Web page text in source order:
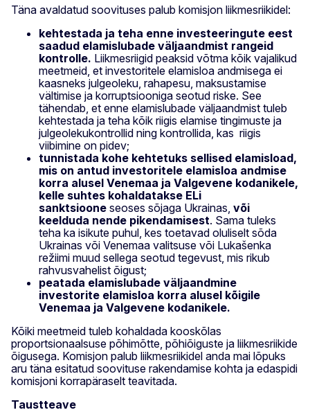
Täna avaldatud soovituses palub komisjon liikmesriikidel:
kehtestada ja teha enne investeeringute eest
saadud elamislubade väljaandmist rangeid
kontrolle. Liikmesriigid peaksid võtma kõik vajalikud
meetmeid, et investoritele elamisloa andmisega ei
kaasneks julgeoleku, rahapesu, maksustamise
vältimise ja korruptsiooniga seotud riske. See
tähendab, et enne elamislubade väljaandmist tuleb
kehtestada ja teha kõik riigis elamise tingimuste ja
julgeolekukontrollid ning kontrollida, kas riigis
viibimine on pidev;
tunnistada kohe kehtetuks sellised elamisload,
mis on antud investoritele elamisloa andmise
korra alusel Venemaa ja Valgevene kodanikele,
kelle suhtes kohaldatakse ELi
sanktsioone seoses sõjaga Ukrainas, või
keelduda nende pikendamisest. Sama tuleks
teha ka isikute puhul, kes toetavad oluliselt sõda
Ukrainas või Venemaa valitsuse või Lukašenka
režiimi muud sellega seotud tegevust, mis rikub
rahvusvahelist õigust;
peatada elamislubade väljaandmine
investorite elamisloa korra alusel kõigile
Venemaa ja Valgevene kodanikele.
Kõiki meetmeid tuleb kohaldada kooskõlas
proportsionaalsuse põhimõtte, põhiõiguste ja liikmesriikide
õigusega. Komisjon palub liikmesriikidel anda mai lõpuks
aru täna esitatud soovituse rakendamise kohta ja edaspidi
komisjoni korrapäraselt teavitada.
Taustteave